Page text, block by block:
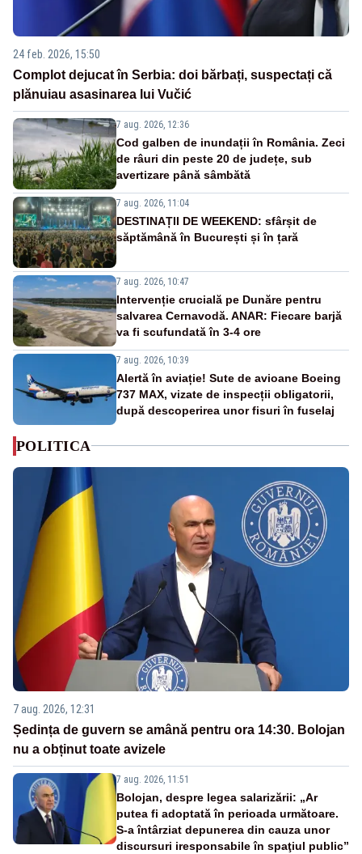
24 feb. 2026, 15:50
Complot dejucat în Serbia: doi bărbați, suspectați că
plănuiau asasinarea lui Vučić
7 aug. 2026, 12:36
Cod galben de inundații în România. Zeci
de râuri din peste 20 de județe, sub
avertizare până sâmbătă
7 aug. 2026, 11:04
DESTINAȚII DE WEEKEND: sfârșit de
săptămână în București și în țară
7 aug. 2026, 10:47
Intervenție crucială pe Dunăre pentru
salvarea Cernavodă. ANAR: Fiecare barjă
va fi scufundată în 3-4 ore
7 aug. 2026, 10:39
Alertă în aviație! Sute de avioane Boeing
737 MAX, vizate de inspecții obligatorii,
după descoperirea unor fisuri în fuselaj
POLITICA
7 aug. 2026, 12:31
Ședința de guvern se amână pentru ora 14:30. Bolojan
nu a obținut toate avizele
7 aug. 2026, 11:51
Bolojan, despre legea salarizării: „Ar
putea fi adoptată în perioada următoare.
S-a întârziat depunerea din cauza unor
discursuri iresponsabile în spaţiul public”